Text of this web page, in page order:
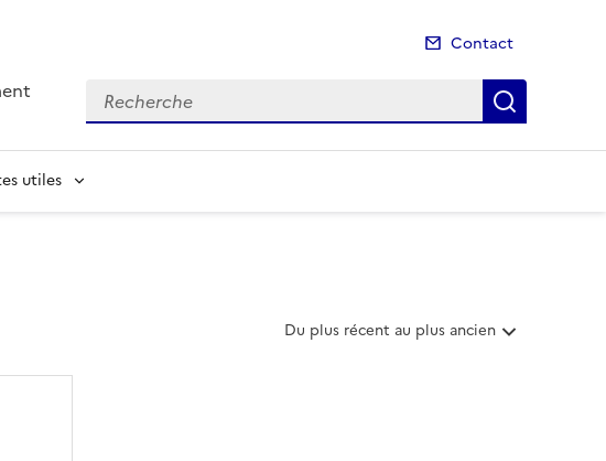
Contact
Recherche
utiles
T
Du plus récent au plus ancien